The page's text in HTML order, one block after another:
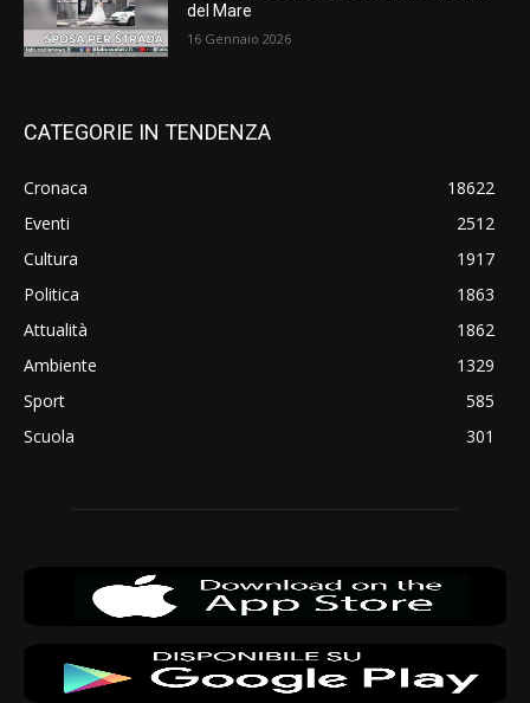
del Mare
16 Gennaio 2026
CATEGORIE IN TENDENZA
Cronaca
18622
Eventi
2512
Cultura
1917
Politica
1863
Attualità
1862
Ambiente
1329
Sport
585
Scuola
301